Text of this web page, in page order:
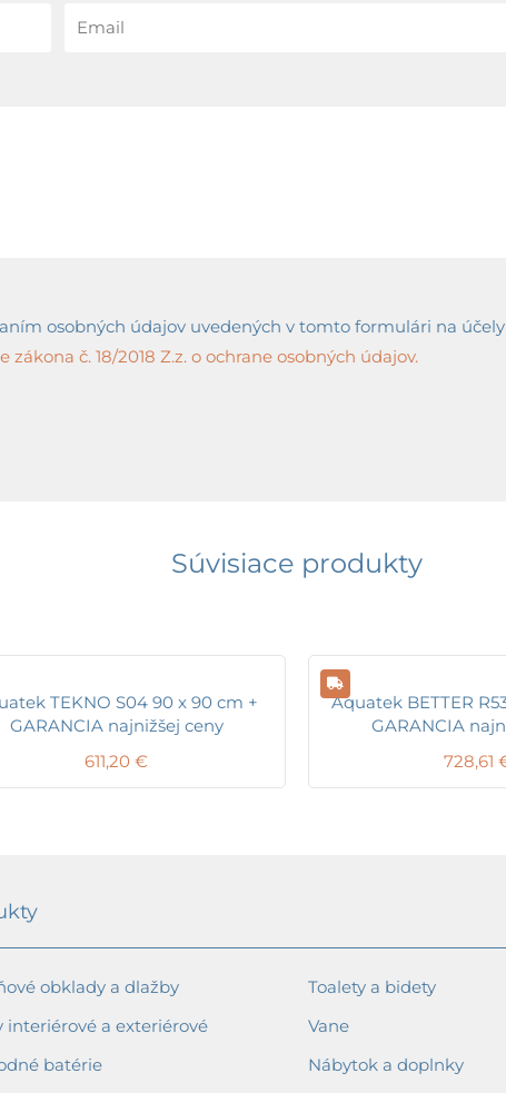
osobných údajov uvedených v tomto formulári na
č. 18/2018 Z.z. o ochrane osobných údajov.
Súvisiace produkty
TEKNO S04 90 x 90 cm +
GARANCIA najnižšej ceny
611,20 €
Aquatek BETTER
GARANCIA
728,61
obklady a dlažby
interiérové a exteriérové
batérie
Toalety a bidety
Vane
Nábytok a doplnky